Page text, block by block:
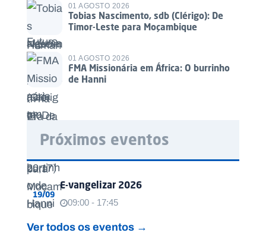
01 AGOSTO 2026
Tobias Nascimento, sdb (Clérigo): De
Timor-Leste para Moçambique
01 AGOSTO 2026
FMA Missionária em África: O burrinho
de Hanni
Próximos eventos
19/09
E-vangelizar 2026
09:00 - 17:45
Ver todos os eventos →